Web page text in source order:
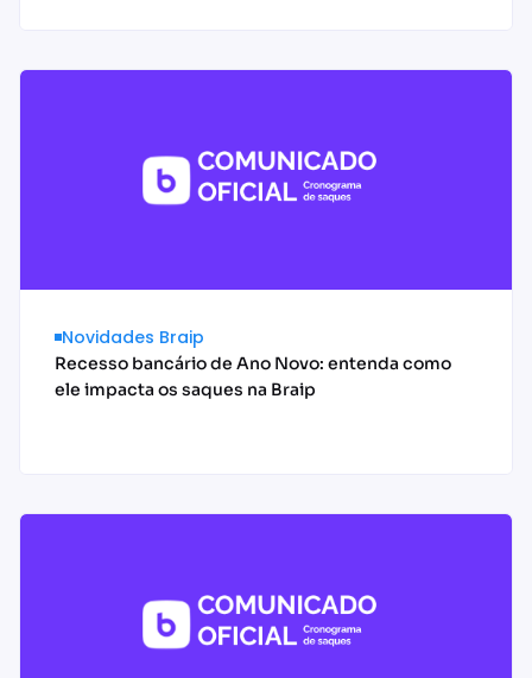
Acessar conteúdo
Novidades Braip
Recesso bancário de Ano Novo: entenda como
ele impacta os saques na Braip
Acessar conteúdo